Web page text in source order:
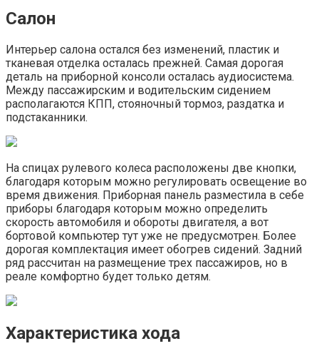
Салон
Интерьер салона остался без изменений, пластик и
тканевая отделка осталась прежней. Самая дорогая
деталь на приборной консоли осталась аудиосистема.
Между пассажирским и водительским сидением
располагаются КПП, стояночный тормоз, раздатка и
подстаканники.
На спицах рулевого колеса расположены две кнопки,
благодаря которым можно регулировать освещение во
время движения. Приборная панель разместила в себе
приборы благодаря которым можно определить
скорость автомобиля и обороты двигателя, а вот
бортовой компьютер тут уже не предусмотрен. Более
дорогая комплектация имеет обогрев сидений. Задний
ряд рассчитан на размещение трех пассажиров, но в
реале комфортно будет только детям.
Характеристика хода